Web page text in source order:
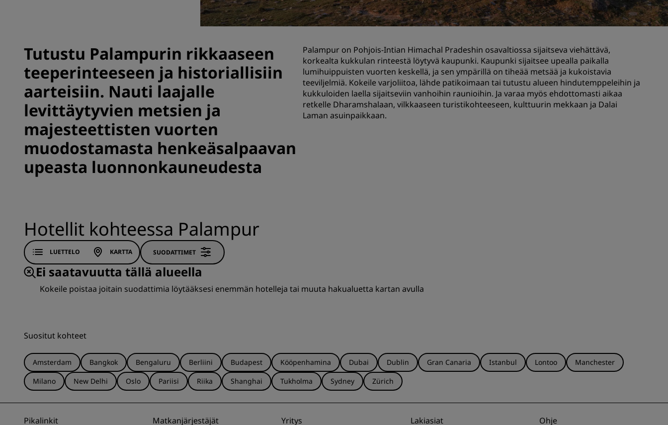
Tapahtumakohteet
Toimialaratkaisut
Etsi lentoja
Etsi lentoja
Ruokailu
Etsi ravintolaa
Vastuullisia yöpymisiä
Urheilujoukkueiden yöpymiset
Keskustan hotellit
Käy blogissamme
Radisson Rewards
Tutustu Palampurin rikkaaseen
teeperinteeseen ja historiallisiin
aarteisiin. Nauti laajalle
levittäytyvien metsien ja
majesteettisten vuorten
muodostamasta henkeäsalpaavan
upeasta luonnonkauneudesta
Palampur on Pohjois-Intian Himachal Pradeshin osavaltiossa sijaitseva viehättävä,
korkealta kukkulan rinteestä löytyvä kaupunki. Kaupunki sijaitsee upealla paikalla
lumihuippuisten vuorten keskellä, ja sen ympärillä on tiheää metsää ja kukoistavia
teeviljelmiä. Kokeile varjoliitoa, lähde patikoimaan tai tutustu alueen hindutemppeleihin ja
kukkuloiden laella sijaitseviin vanhoihin raunioihin. Ja varaa myös ehdottomasti aikaa
retkelle Dharamshalaan, vilkkaaseen turistikohteeseen, kulttuurin mekkaan ja Dalai
Laman asuinpaikkaan.
Hotellit kohteessa Palampur
LUETTELO KARTTA SUODATTIMET
Ei saatavuutta tällä alueella
Kokeile poistaa joitain suodattimia löytääksesi enemmän hotelleja tai muuta hakualuetta kartan avulla
Suositut kohteet
Amsterdam Bangkok Bengaluru Berliini Budapest Kööpenhamina Dubai Dublin Gran Canaria Istanbul Lontoo
Manchester
Milano
New Delhi Oslo Pariisi Riika Shanghai Tukholma Sydney Zürich
Pikalinkit Matkanjärjestäjät Yritys Lakiasiat Ohje